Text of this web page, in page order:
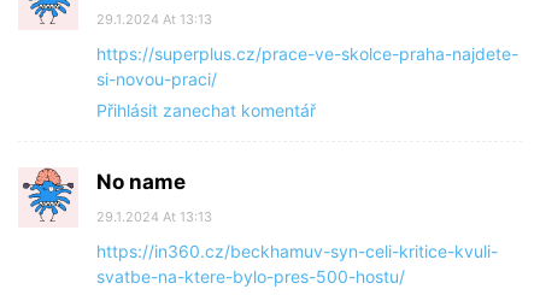
29.1.2024 At 13:13
https://superplus.cz/prace-ve-skolce-praha-najdete-
si-novou-praci/
Přihlásit zanechat komentář
No name
29.1.2024 At 13:13
https://in360.cz/beckhamuv-syn-celi-kritice-kvuli-
svatbe-na-ktere-bylo-pres-500-hostu/